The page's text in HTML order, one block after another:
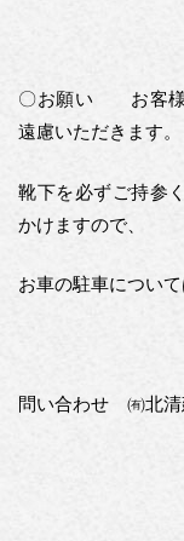
〇お願い お客様
遠慮いただきます。
靴下を必ずご持参
かけますので、
お車の駐車につい
問い合わせ ㈲北